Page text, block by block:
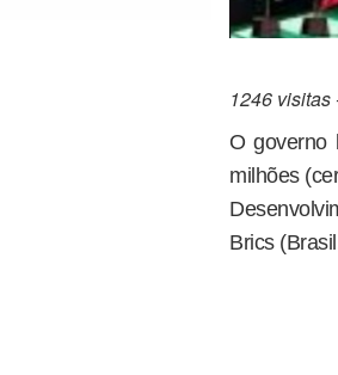
1246 visitas
O governo
milhões
Brics